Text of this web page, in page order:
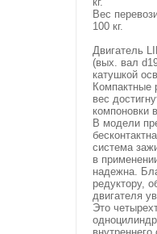
Вес
100 кг.
Двигатель
(вых. вал
катушкой
Компактные
вес
компоновки
В модели
система
в
надежна.
редуктору,
двигателя
Это